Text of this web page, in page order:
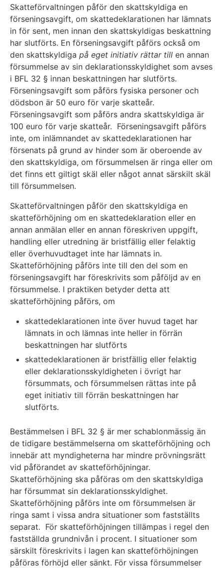
Skatteförvaltningen påför den skattskyldiga en
förseningsavgift, om skattedeklarationen har lämnats
in för sent, men innan den skattskyldigas beskattning
har slutförts. En förseningsavgift påförs också om
den skattskyldiga på eget initiativ rättar till en annan
försummelse av sin deklarationsskyldighet som avses
i BFL 32 § innan beskattningen har slutförts.
Förseningsavgift som påförs fysiska personer och
dödsbon är 50 euro för varje skatteår.
Förseningsavgift som påförs andra skattskyldiga är
100 euro för varje skatteår. Förseningsavgift påförs
inte, om inlämnandet av skattedeklarationen har
försenats på grund av hinder som är oberoende av
den skattskyldiga, om försummelsen är ringa eller om
det finns ett giltigt skäl eller något annat särskilt skäl
till försummelsen.
Skatteförvaltningen påför den skattskyldiga en
skatteförhöjning om en skattedeklaration eller en
annan anmälan eller en annan föreskriven uppgift,
handling eller utredning är bristfällig eller felaktig
eller överhuvudtaget inte har lämnats in.
Skatteförhöjning påförs inte till den del som en
förseningsavgift har föreskrivits som påföljd av en
försummelse. I praktiken betyder detta att
skatteförhöjning påförs, om
skattedeklarationen inte över huvud taget har
lämnats in och lämnas inte heller in förrän
beskattningen har slutförts
skattedeklarationen är bristfällig eller felaktig
eller deklarationsskyldigheten i övrigt har
försummats, och försummelsen rättas inte på
eget initiativ till förrän beskattningen har
slutförts.
Bestämmelsen i BFL 32 § är mer schablonmässig än
de tidigare bestämmelserna om skatteförhöjning och
innebär att myndigheterna har mindre prövningsrätt
vid påförandet av skatteförhöjningar.
Skatteförhöjning ska påföras om den skattskyldiga
har försummat sin deklarationsskyldighet.
Skatteförhöjning påförs inte om försummelsen är
ringa samt i vissa andra situationer som fastställts
separat. För skatteförhöjningen tillämpas i regel den
fastställda grundnivån i procent. I situationer som
särskilt föreskrivits i lagen kan skatteförhöjningen
påföras förhöjd eller sänkt. För vissa försummelser